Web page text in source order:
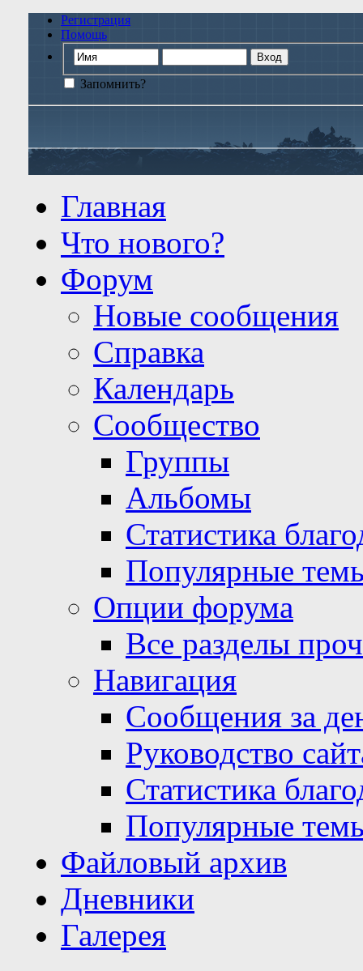
Регистрация
Помощь
Запомнить?
Главная
Что нового?
Форум
Новые сообщения
Справка
Календарь
Сообщество
Группы
Альбомы
Статистика
Популярные
Опции форума
Все разделы
Навигация
Сообщения за
Руководство
Статистика
Популярные
Файловый архив
Дневники
Галерея